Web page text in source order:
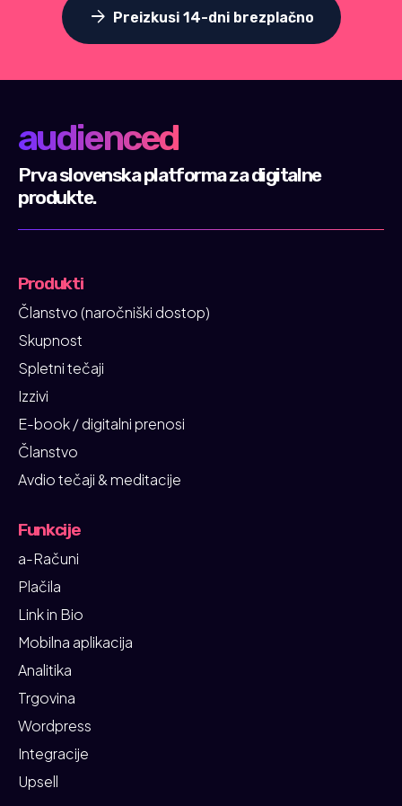
arrow_forward Preizkusi 14-dni brezplačno
audienced
Prva slovenska platforma za digitalne
produkte.
Produkti
Članstvo (naročniški dostop)
Skupnost
Spletni tečaji
Izzivi
E-book / digitalni prenosi
Članstvo
Avdio tečaji & meditacije
Funkcije
a-Računi
Plačila
Link in Bio
Mobilna aplikacija
Analitika
Trgovina
Wordpress
Integracije
Upsell